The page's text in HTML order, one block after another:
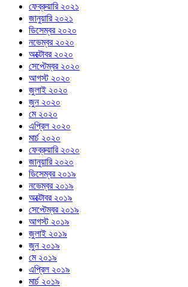
ফেব্রুয়ারি ২০২১
জানুয়ারি ২০২১
ডিসেম্বর ২০২০
নভেম্বর ২০২০
অক্টোবর ২০২০
সেপ্টেম্বর ২০২০
আগস্ট ২০২০
জুলাই ২০২০
জুন ২০২০
মে ২০২০
এপ্রিল ২০২০
মার্চ ২০২০
ফেব্রুয়ারি ২০২০
জানুয়ারি ২০২০
ডিসেম্বর ২০১৯
নভেম্বর ২০১৯
অক্টোবর ২০১৯
সেপ্টেম্বর ২০১৯
আগস্ট ২০১৯
জুলাই ২০১৯
জুন ২০১৯
মে ২০১৯
এপ্রিল ২০১৯
মার্চ ২০১৯